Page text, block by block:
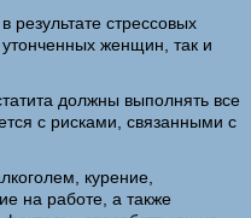
стрессовых
утонченных женщин, так и
должны выполнять все
с рисками, связанными с
курение,
на работе, а также